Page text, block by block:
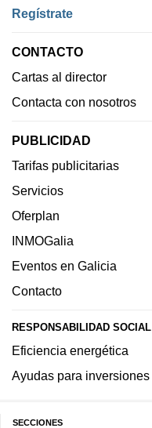
Regístrate
CONTACTO
Cartas al director
Contacta con nosotros
PUBLICIDAD
Tarifas publicitarias
Servicios
Oferplan
INMOGalia
Eventos en Galicia
Contacto
RESPONSABILIDAD SOCIAL
Eficiencia energética
Ayudas para inversiones
SECCIONES